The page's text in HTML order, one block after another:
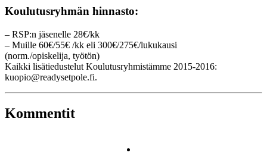
Koulutusryhmän hinnasto:
– RSP:n jäsenelle 28€/kk
– Muille 60€/55€ /kk eli 300€/275€/lukukausi
(norm./opiskelija, työtön)
Kaikki lisätiedustelut Koulutusryhmistämme 2015-2016:
kuopio@readysetpole.fi.
Kommentit